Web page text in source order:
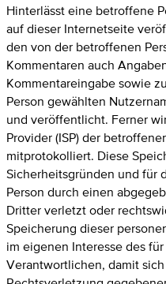
Hinterlässt eine betroffene
auf dieser Internetseite
den von der betroffenen
Kommentaren auch
Kommentareingabe sowie
Person gewählten
und veröffentlicht. Ferner
Provider (ISP) der
mitprotokolliert. Diese
Sicherheitsgründen und für
Person durch einen
Dritter verletzt oder
Speicherung dieser
im eigenen Interesse des
Verantwortlichen, damit